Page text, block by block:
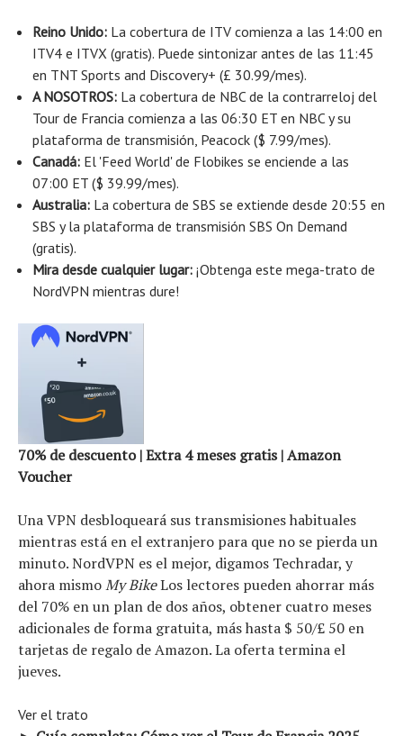
Reino Unido: La cobertura de ITV comienza a las 14:00 en
ITV4 e ITVX (gratis). Puede sintonizar antes de las 11:45
en TNT Sports and Discovery+ (£ 30.99/mes).
A NOSOTROS: La cobertura de NBC de la contrarreloj del
Tour de Francia comienza a las 06:30 ET en NBC y su
plataforma de transmisión, Peacock ($ 7.99/mes).
Canadá: El 'Feed World' de Flobikes se enciende a las
07:00 ET ($ 39.99/mes).
Australia: La cobertura de SBS se extiende desde 20:55 en
SBS y la plataforma de transmisión SBS On Demand
(gratis).
Mira desde cualquier lugar: ¡Obtenga este mega-trato de
NordVPN mientras dure!
70% de descuento | Extra 4 meses gratis | Amazon
Voucher
Una VPN desbloqueará sus transmisiones habituales
mientras está en el extranjero para que no se pierda un
minuto. NordVPN es el mejor, digamos Techradar, y
ahora mismoMy BikeLos lectores pueden ahorrar más
del 70% en un plan de dos años, obtener cuatro meses
adicionales de forma gratuita, más hasta $ 50/£ 50 en
tarjetas de regalo de Amazon. La oferta termina el
jueves.
Ver el trato